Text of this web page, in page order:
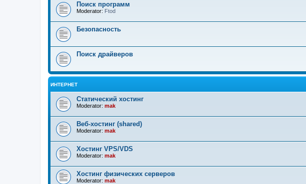
Поиск программ
Moderator: Ftod
Безопасность
Поиск драйверов
ИНТЕРНЕТ
Статический хостинг
Moderator: mak
Веб-хостинг (shared)
Moderator: mak
Хостинг VPS/VDS
Moderator: mak
Хостинг физических серверов
Moderator: mak